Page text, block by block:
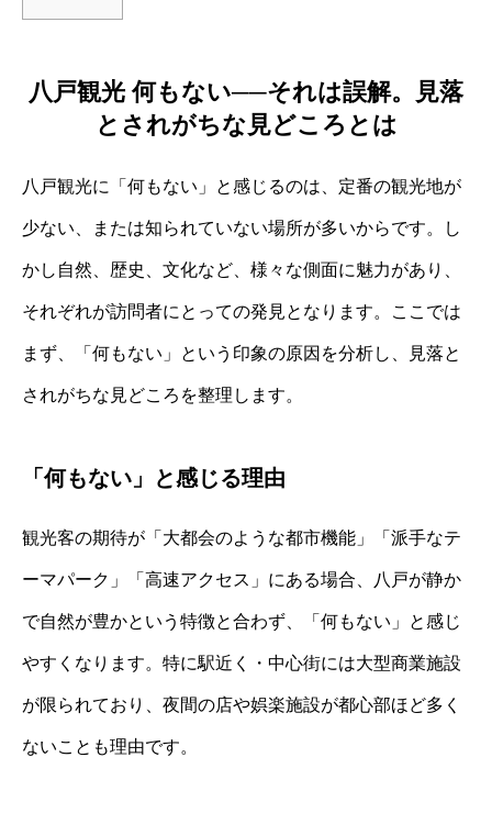
八戸観光 何もない──それは誤解。見落
とされがちな見どころとは
八戸観光に「何もない」と感じるのは、定番の観光地が
少ない、または知られていない場所が多いからです。し
かし自然、歴史、文化など、様々な側面に魅力があり、
それぞれが訪問者にとっての発見となります。ここでは
まず、「何もない」という印象の原因を分析し、見落と
されがちな見どころを整理します。
「何もない」と感じる理由
観光客の期待が「大都会のような都市機能」「派手なテ
ーマパーク」「高速アクセス」にある場合、八戸が静か
で自然が豊かという特徴と合わず、「何もない」と感じ
やすくなります。特に駅近く・中心街には大型商業施設
が限られており、夜間の店や娯楽施設が都心部ほど多く
ないことも理由です。